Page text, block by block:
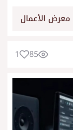
معرض الأعمال
85
1